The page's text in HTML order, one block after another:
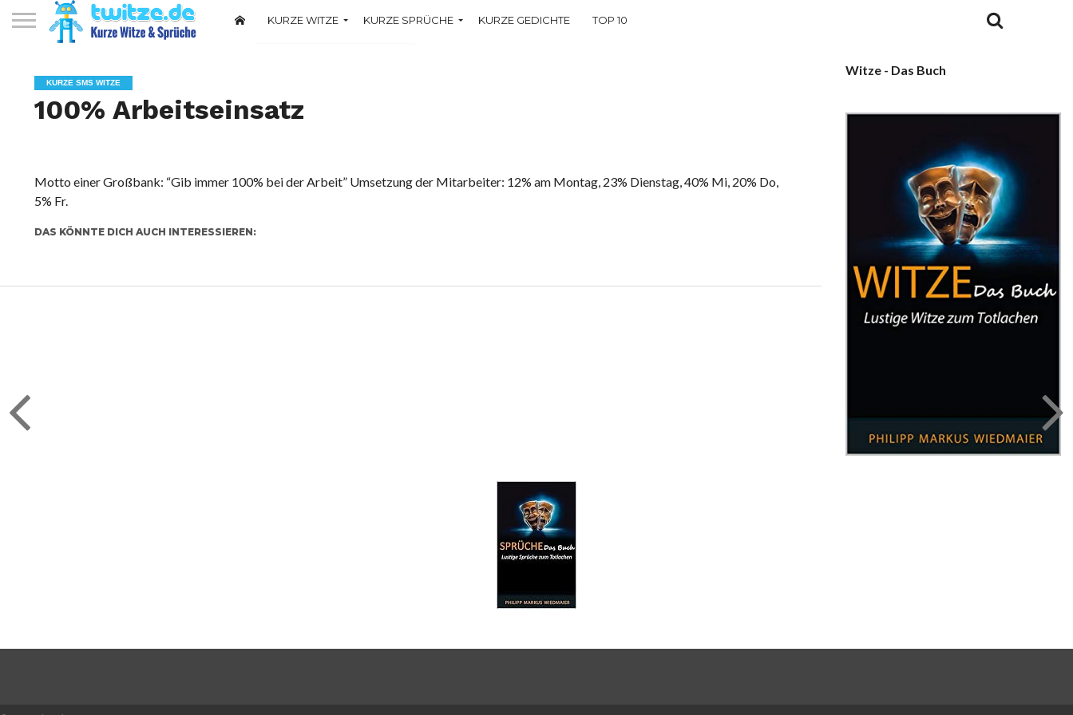
KURZE WITZE
Witze über DeutscheKURZE SPRÜCHE KURZE GEDICHTE TOP 10
KURZE SMS WITZE
100% Arbeitseinsatz
Motto einer Großbank: “Gib immer 100% bei der Arbeit” Umsetzung der Mitarbeiter: 12% am Montag, 23% Dienstag, 40% Mi, 20% Do,
5% Fr.
DAS KÖNNTE DICH AUCH INTERESSIEREN:
Witze - Das Buch